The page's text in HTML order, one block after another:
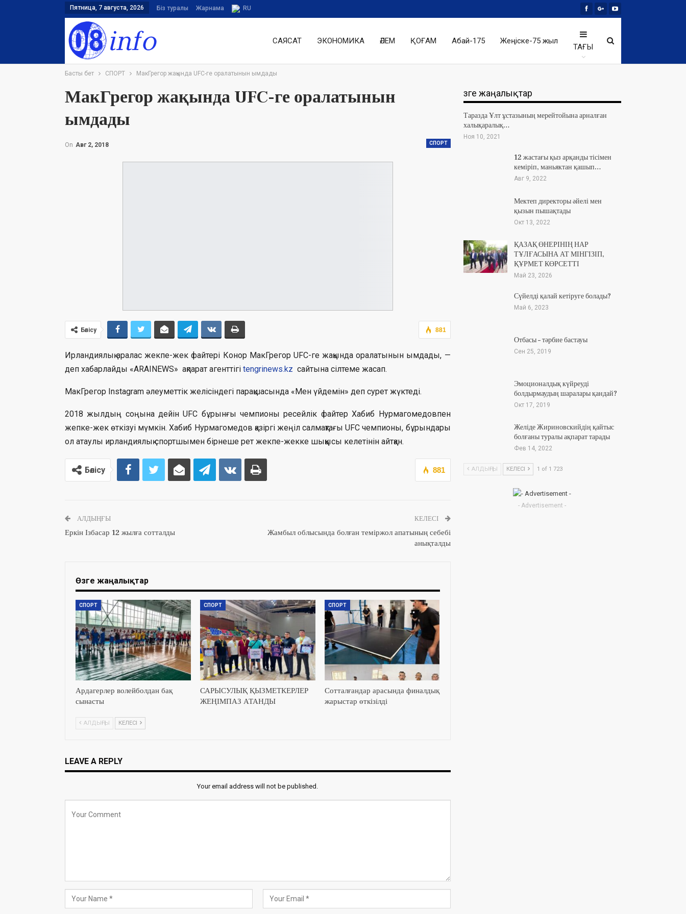
Пятница, 7 августа, 2026 Біз туралы Жарнама RU
САЯСАТ ЭКОНОМИКА ӘЛЕМ ҚОҒАМ Абай-175 Жеңіске-75 жыл
ТАҒЫ
Басты бет СПОРТ МакГрегор жақында UFC-ге оралатынын ымдады
МакГрегор жақында UFC-ге оралатынын
ымдады
СПОРТ
On Авг 2, 2018
881
Бөлісу
Ирландиялық аралас жекпе-жек файтері Конор МакГрегор UFC-ге жақында оралатынын ымдады, —
деп хабарлайды «ARAINEWS» ақпарат агенттігі tengrinews.kz сайтына сілтеме жасап.
МакГрегор Instagram әлеуметтік желісіндегі парақшасында «Мен үйдемін» деп сурет жүктеді.
2018 жылдың соңына дейін UFC бұрынғы чемпионы ресейлік файтер Хабиб Нурмагомедовпен
жепке-жек өткізуі мүмкін. Хабиб Нурмагомедов қазіргі жеңіл салмақтағы UFC чемпионы, бұрындары
ол атаулы ирландиялық спортшымен бірнеше рет жекпе-жекке шыққысы келетінін айтқан.
881
Бөлісу
АЛДЫҢҒЫ
Еркін Ізбасар 12 жылға сотталды
КЕЛЕСІ
Жамбыл облысында болған теміржол апатының себебі
анықталды
Өзге жаңалықтар
СПОРТ
Ардагерлер волейболдан бақ
сынасты
СПОРТ
САРЫСУЛЫҚ ҚЫЗМЕТКЕРЛЕР
ЖЕҢІМПАЗ АТАНДЫ
СПОРТ
Сотталғандар арасында финалдық
жарыстар өткізілді
АЛДЫҢҒЫ КЕЛЕСІ
LEAVE A REPLY
Your email address will not be published.
Өзге жаңалықтар
Таразда Ұлт ұстазының мерейтойына арналған
халықаралық…
Ноя 10, 2021
12 жастағы қыз арқанды тісімен
кеміріп, маньяктан қашып…
Авг 9, 2022
Мектеп директоры әйелі мен
қызын пышақтады
Окт 13, 2022
ҚАЗАҚ ӨНЕРІНІҢ НАР
ТҰЛҒАСЫНА АТ МІНГІЗІП,
ҚҰРМЕТ КӨРСЕТТІ
Май 23, 2026
Сүйелді қалай кетіруге болады?
Май 6, 2023
Отбасы – тәрбие бастауы
Сен 25, 2019
Эмоционалдық күйреуді
болдырмаудың шаралары қандай?
Окт 17, 2019
Желіде Жириновскийдің қайтыс
болғаны туралы ақпарат тарады
Фев 14, 2022
АЛДЫҢҒЫ КЕЛЕСІ 1 of 1 723
- Advertisement -